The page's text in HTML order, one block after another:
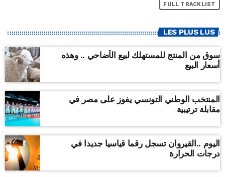
FULL TRACKLIST
LES PLUS LUS
سوق من المنتج للمستهلك لبيع الأضاحي .. وهذه
أسعار البيع
المنتخب الوطني التونسي يفوز على مصر في
مقابلة ترتيبية
اليوم ..القيروان تسجل رقما قياسيا جديدا في
درجات الحرارة